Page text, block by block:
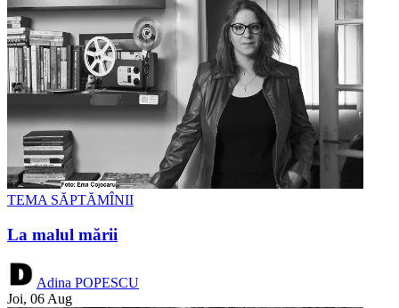
TEMA SĂPTĂMÎNII
La malul mării
Adina POPESCU
Joi, 06 Aug